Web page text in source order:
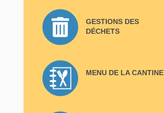
GESTIONS DES
DÉCHETS
MENU DE LA CANTINE